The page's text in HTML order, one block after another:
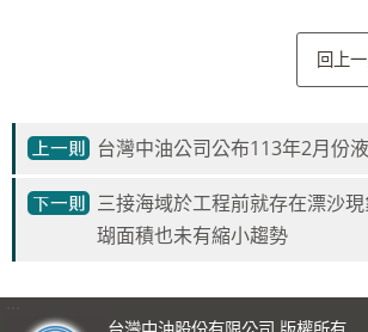
回上
台灣中油公司公布113年2月份
三接海域於工程前就存在漂沙
瑚面積也未有縮小趨勢